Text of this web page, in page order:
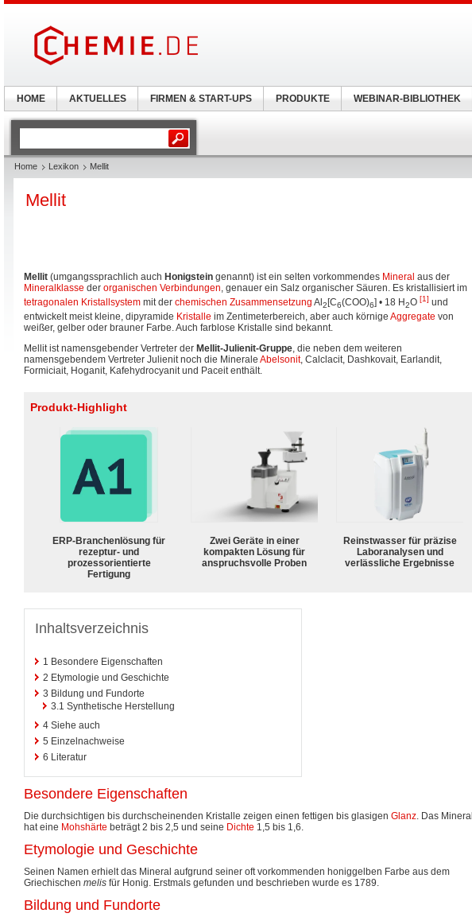
Home Lexikon Mellit
Mellit
Mellit (umgangssprachlich auch Honigstein genannt) ist ein selten vorkommendes Mineral aus der
Mineralklasse der organischen Verbindungen, genauer ein Salz organischer Säuren. Es kristallisiert im
tetragonalen Kristallsystem mit der chemischen Zusammensetzung Al 2 [C6(COO)6] • 18 H2O [1] und
entwickelt meist kleine, dipyramide Kristalle im Zentimeterbereich, aber auch körnige Aggregate von
weißer, gelber oder brauner Farbe. Auch farblose Kristalle sind bekannt.
Mellit ist namensgebender Vertreter der Mellit-Julienit-Gruppe, die neben dem weiteren
namensgebendem Vertreter Julienit noch die Minerale Abelsonit, Calclacit, Dashkovait, Earlandit,
Formiciait, Hoganit, Kafehydrocyanit und Paceit enthält.
Produkt-Highlight
ERP-Branchenlösung für
rezeptur- und
prozessorientierte
Fertigung
Zwei Geräte in einer
kompakten Lösung für
anspruchsvolle Proben
Reinstwasser für präzise
Laboranalysen und
verlässliche Ergebnisse
Inhaltsverzeichnis
1 Besondere Eigenschaften
2 Etymologie und Geschichte
3 Bildung und Fundorte
3.1 Synthetische Herstellung
4 Siehe auch
5 Einzelnachweise
6 Literatur
Besondere Eigenschaften
Die durchsichtigen bis durchscheinenden Kristalle zeigen einen fettigen bis glasigen Glanz. Das Mineral
hat eine Mohshärte beträgt 2 bis 2,5 und seine Dichte 1,5 bis 1,6.
Etymologie und Geschichte
Seinen Namen erhielt das Mineral aufgrund seiner oft vorkommenden honiggelben Farbe aus dem
Griechischen melis für Honig. Erstmals gefunden und beschrieben wurde es 1789.
Bildung und Fundorte
HOME AKTUELLES FIRMEN & START-UPS PRODUKTE WEBINAR-BIBLIOTHEK